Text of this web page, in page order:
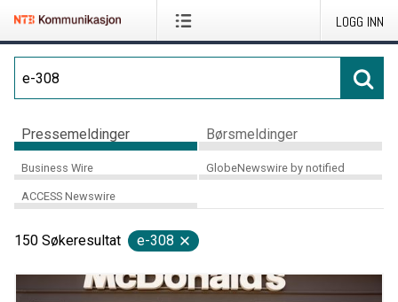
LOGG INN
Pressemeldinger Børsmeldinger
Business Wire GlobeNewswire by notified
ACCESS Newswire
150 Søkeresultat e-308